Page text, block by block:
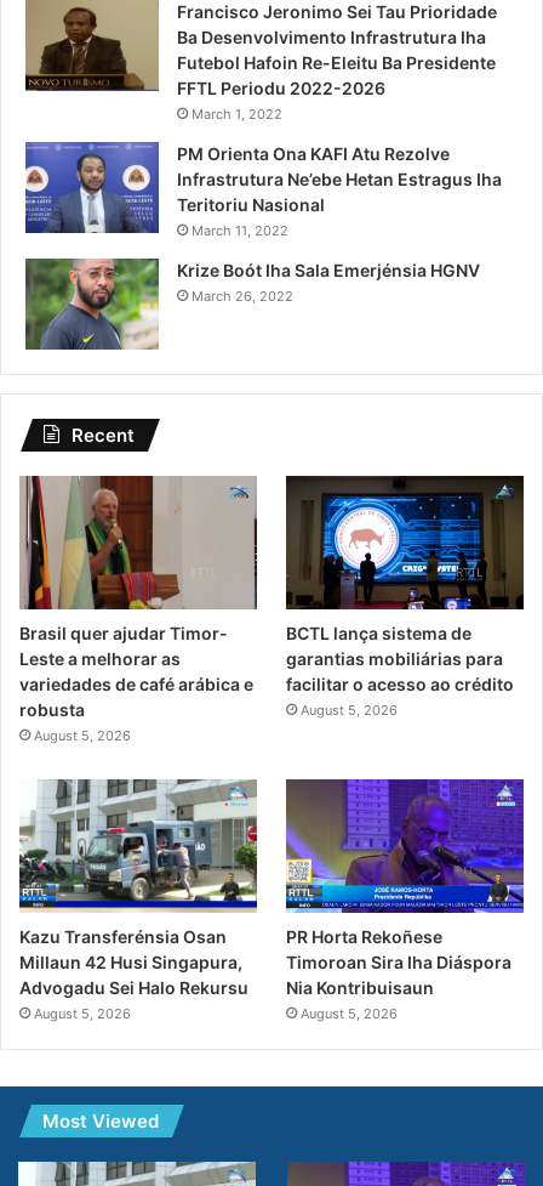
Francisco Jeronimo Sei Tau Prioridade
Ba Desenvolvimento Infrastrutura Iha
Futebol Hafoin Re-Eleitu Ba Presidente
FFTL Periodu 2022-2026
March 1, 2022
PM Orienta Ona KAFI Atu Rezolve
Infrastrutura Ne’ebe Hetan Estragus Iha
Teritoriu Nasional
March 11, 2022
Krize Boót Iha Sala Emerjénsia HGNV
March 26, 2022
Recent
Brasil quer ajudar Timor-
Leste a melhorar as
variedades de café arábica e
robusta
August 5, 2026
BCTL lança sistema de
garantias mobiliárias para
facilitar o acesso ao crédito
August 5, 2026
Kazu Transferénsia Osan
Millaun 42 Husi Singapura,
Advogadu Sei Halo Rekursu
August 5, 2026
PR Horta Rekoñese
Timoroan Sira Iha Diáspora
Nia Kontribuisaun
August 5, 2026
Most Viewed